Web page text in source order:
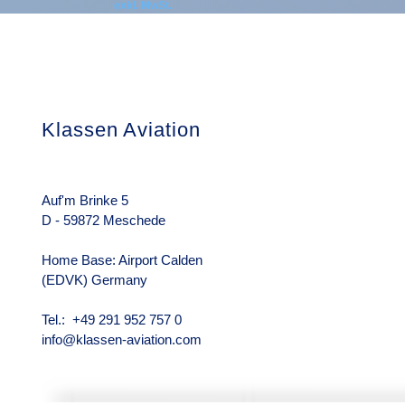
exkl. MwSt.
Klassen Aviation
Auf'm Brinke 5
D - 59872 Meschede
Home Base: Airport Calden
(EDVK) Germany
Tel.: +49 291 952 757 0
info@klassen-aviation.com